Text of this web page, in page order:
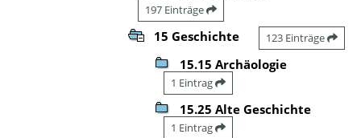
197 Einträge
15 Geschichte 123 Einträge
15.15 Archäologie
1 Eintrag
15.25 Alte Geschichte
1 Eintrag